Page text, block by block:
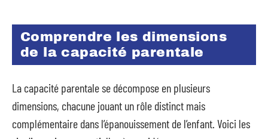
Comprendre les dimensions
de la capacité parentale
La capacité parentale se décompose en plusieurs
dimensions, chacune jouant un rôle distinct mais
complémentaire dans l’épanouissement de l’enfant. Voici les